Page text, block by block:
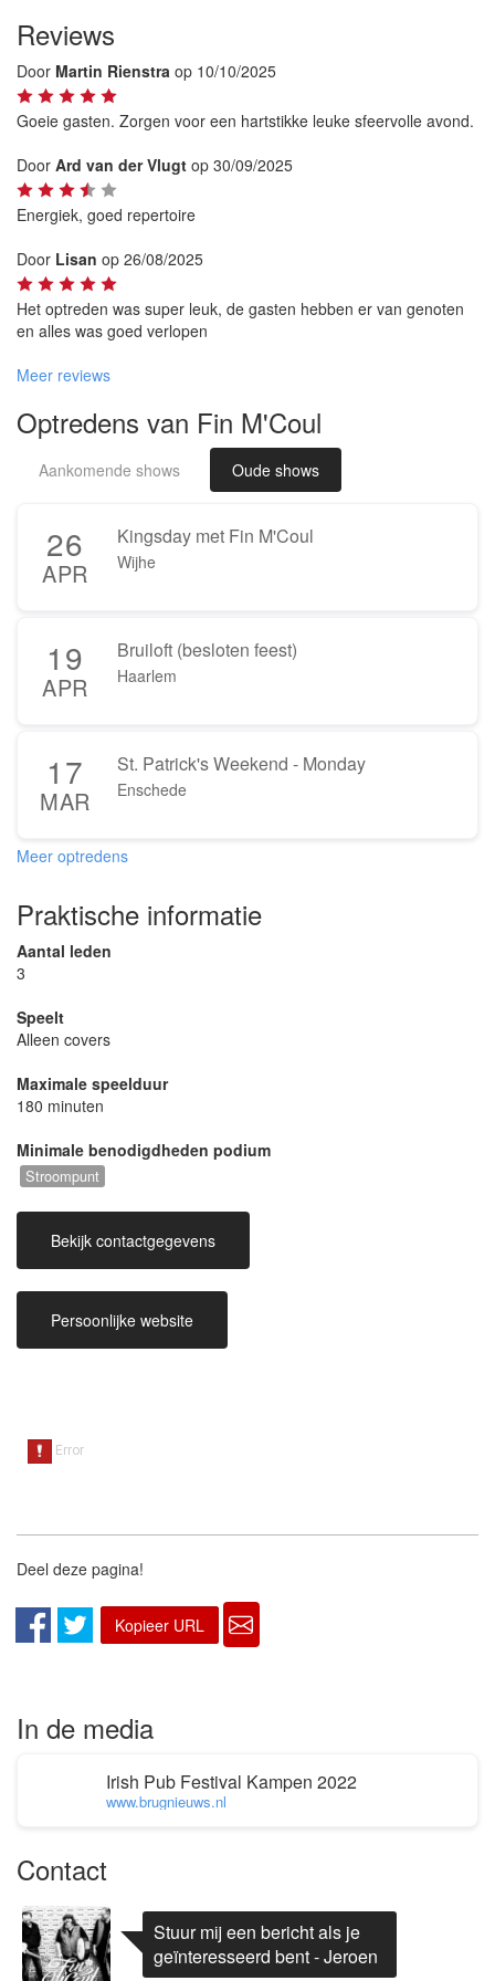
Reviews
Door Martin Rienstra op 10/10/2025
Goeie gasten. Zorgen voor een hartstikke leuke sfeervolle avond.
Door Ard van der Vlugt op 30/09/2025
Energiek, goed repertoire
Door Lisan op 26/08/2025
Het optreden was super leuk, de gasten hebben er van genoten
en alles was goed verlopen
Meer reviews
Optredens van Fin M'Coul
Aankomende shows Oude shows
26
APR
Kingsday met Fin M'Coul
Wijhe
19
APR
Bruiloft (besloten feest)
Haarlem
17
MAR
St. Patrick's Weekend - Monday
Enschede
Meer optredens
Praktische informatie
Aantal leden
3
Speelt
Alleen covers
Maximale speelduur
180 minuten
Minimale benodigdheden podium
Stroompunt
Bekijk contactgegevens
Persoonlijke website
Deel deze pagina!
Kopieer URL
In de media
Irish Pub Festival Kampen 2022
www.brugnieuws.nl
Contact
Stuur mij een bericht als je
geïnteresseerd bent - Jeroen